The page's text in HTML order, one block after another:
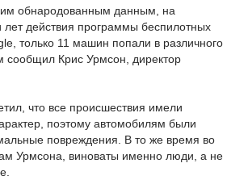
обнародованным данным, на
лет действия программы беспилотных
только 11 машин попали в различного
сообщил Крис Урмсон, директор
что все происшествия имели
поэтому автомобилям были
повреждения. В то же время во
Урмсона, виноваты именно люди, а не